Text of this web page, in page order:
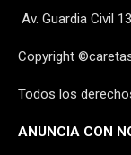
Av. Guardia Civil
Copyright
Todos los
ANUNCIA CON